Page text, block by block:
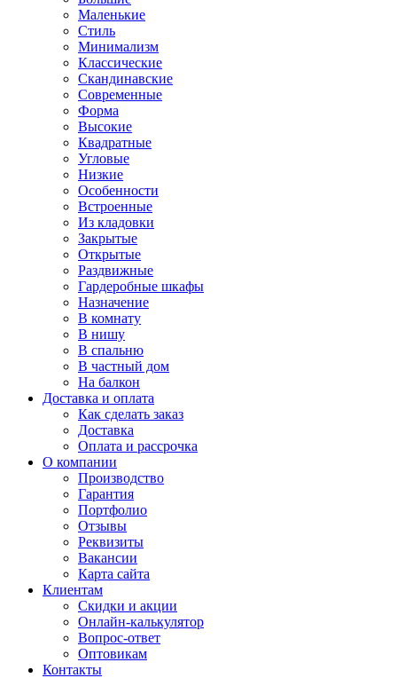
Маленькие
Стиль
Минимализм
Классические
Скандинавские
Современные
Форма
Высокие
Квадратные
Угловые
Низкие
Особенности
Встроенные
Из кладовки
Закрытые
Открытые
Раздвижные
Гардеробные шкафы
Назначение
В комнату
В нишу
В спальню
В частный дом
На балкон
Доставка и оплата
Как сделать заказ
Доставка
Оплата и рассрочка
О компании
Производство
Гарантия
Портфолио
Отзывы
Реквизиты
Вакансии
Карта сайта
Клиентам
Скидки и акции
Онлайн-калькулятор
Вопрос-ответ
Оптовикам
Контакты